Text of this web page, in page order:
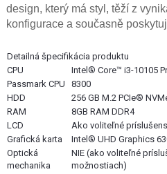
design, který má styl, těží z
konfigurace a současně
Detailná špecifikácia produktu
CPU
Intel® Core™ i3-10105
Passmark CPU
8300
HDD
256 GB M.2 PCIe®
RAM
8GB RAM DDR4
LCD
Ako voliteľné
Grafická karta
Intel® UHD Graphics
Optická
mechanika
NIE (ako voliteľné
možnostiach)